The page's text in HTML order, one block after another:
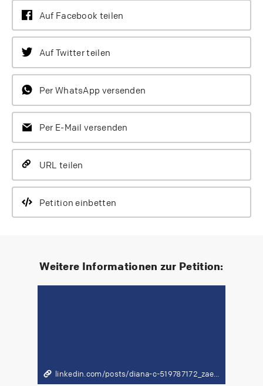
Auf Facebook teilen
Auf Twitter teilen
Per WhatsApp versenden
Per E-Mail versenden
URL teilen
Petition einbetten
Weitere Informationen zur Petition:
linkedin.com/posts/diana-c-519787172_zaesrich-baeuckeranlage-schulsicherheit-share-7456991420533616640-aIRs?utm_source=share&utm_medium=member_desktop&rcm=ACoAACkMriUB0eUKlW8IzUyTwmwHIjyF-oHCyFQ